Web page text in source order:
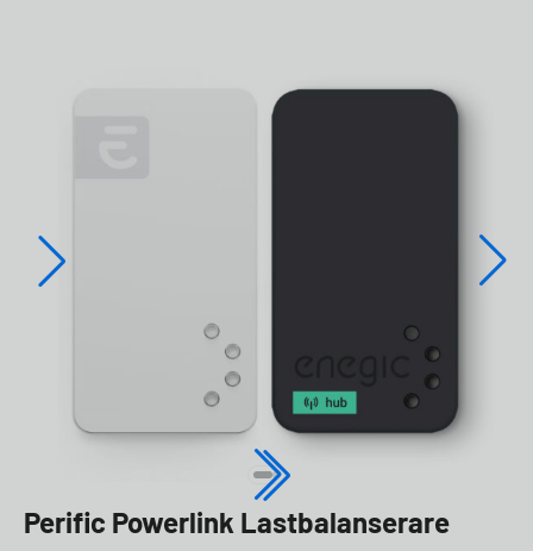
Perific Powerlink Lastbalanserare